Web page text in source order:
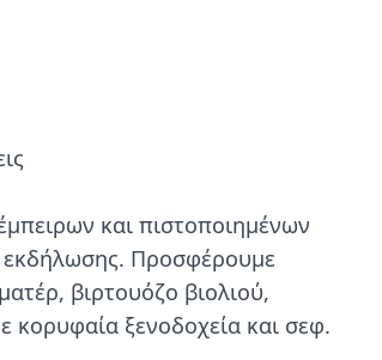
και πιστοποιημένων
εκδήλωσης. Προσφέρουμε
βιρτουόζο βιολιού,
κορυφαία ξενοδοχεία και σεφ.